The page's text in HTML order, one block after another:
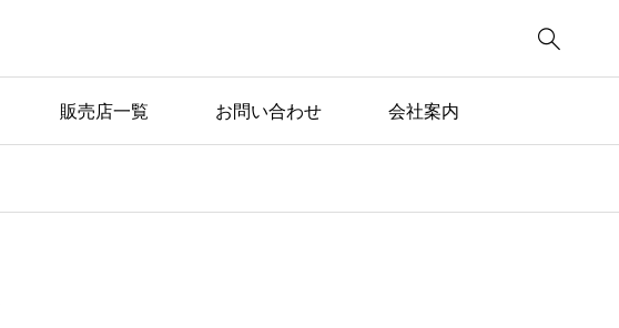

販売店一覧 お問い合わせ 会社案内